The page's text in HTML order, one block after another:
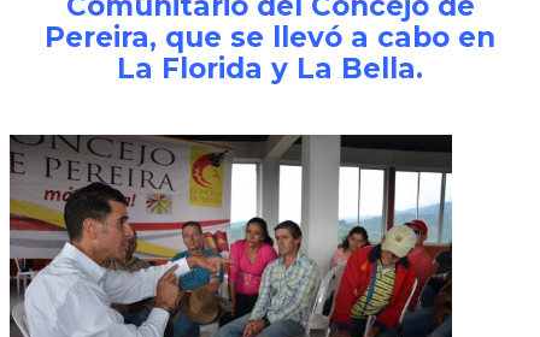
Pereira, que se llevó a cabo en
La Florida y La Bella.